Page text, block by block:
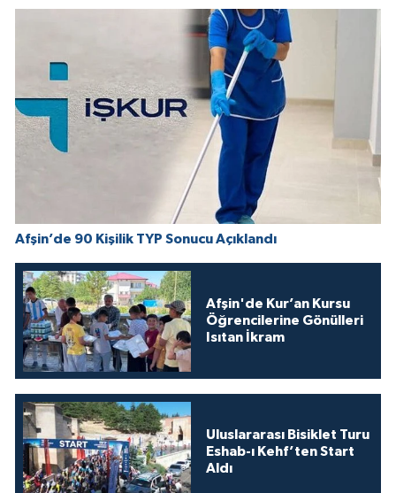
Afşin’de 90 Kişilik TYP Sonucu Açıklandı
Afşin'de Kur’an Kursu
Öğrencilerine Gönülleri
Isıtan İkram
Uluslararası Bisiklet Turu
Eshab-ı Kehf’ten Start
Aldı